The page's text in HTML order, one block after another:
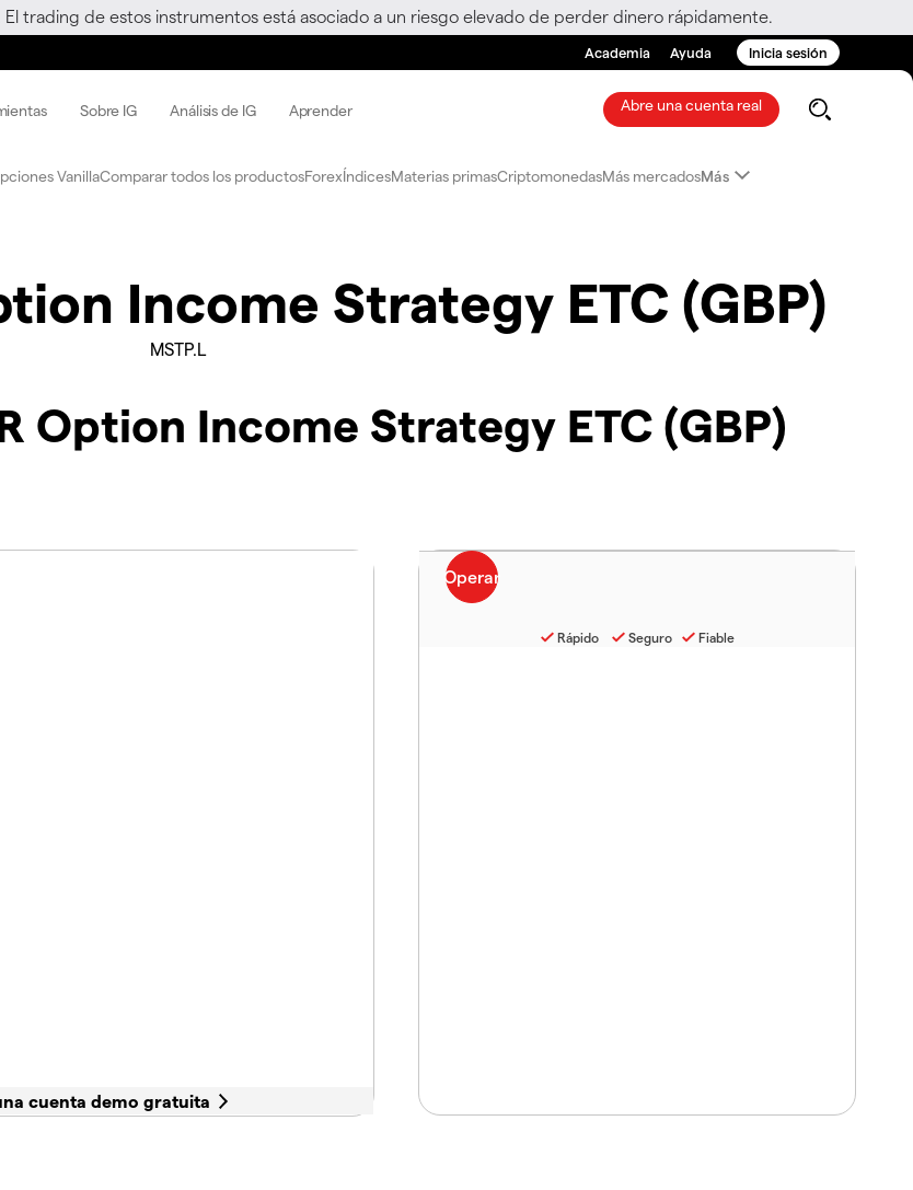
trading de estos instrumentos está asociado a un riesgo elevado de perder dinero rápidamente.
Academia Ayuda Inicia sesión
Sobre IG Análisis de IG Aprender Abre una cuenta real
VanillaComparar todos los productosForexÍndicesMaterias primasCriptomonedasMás mercadosMás
Income Strategy ETC (GBP)
MSTP.L
Option Income Strategy ETC (GBP)
Rápido Seguro Fiable